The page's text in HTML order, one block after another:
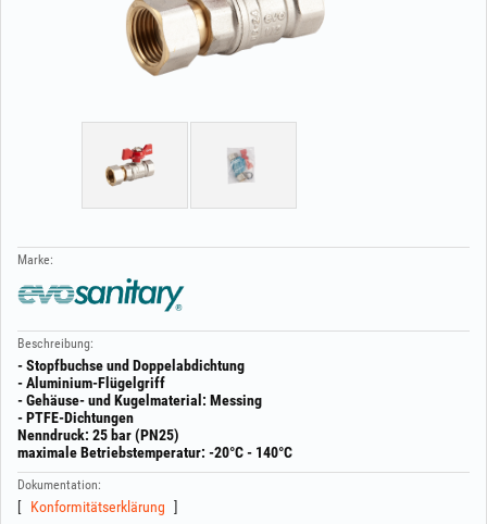
Marke:
Beschreibung:
- Stopfbuchse und Doppelabdichtung
- Aluminium-Flügelgriff
- Gehäuse- und Kugelmaterial: Messing
- PTFE-Dichtungen
Nenndruck: 25 bar (PN25)
maximale Betriebstemperatur: -20°C - 140°C
Dokumentation:
Konformitätserklärung